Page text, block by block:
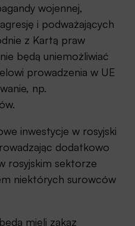
wojennej,
i podważających
z Kartą praw
będą uniemożliwiać
prowadzenia w UE
np.
inwestycje w rosyjski
dodatkowo
rosyjskim sektorze
niektórych surowców
mieli zakaz